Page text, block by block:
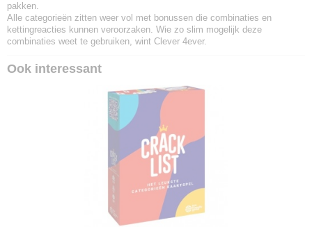
pakken.
Alle categorieën zitten weer vol met bonussen die combinaties en
kettingreacties kunnen veroorzaken. Wie zo slim mogelijk deze
combinaties weet te gebruiken, wint Clever 4ever.
Ook interessant